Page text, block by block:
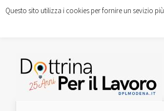
Questo sito utilizza i cookies per fornire un sevizio